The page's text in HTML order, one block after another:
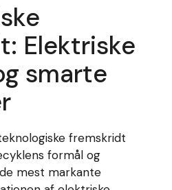
Elektriske
smarte
fremskridt
formål og
mest markante